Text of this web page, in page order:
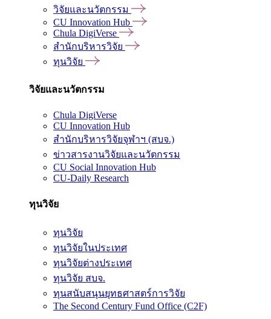
วิจัยและนวัตกรรม
CU Innovation Hub
Chula DigiVerse
สำนักบริหารวิจัย
ทุนวิจัย
วิจัยและนวัตกรรม
Chula DigiVerse
CU Innovation Hub
สำนักบริหารวิจัยจุฬาฯ (สบจ.)
ข่าวสารงานวิจัยและนวัตกรรม
CU Social Innovation Hub
CU-Daily Research
ทุนวิจัย
ทุนวิจัย
ทุนวิจัยในประเทศ
ทุนวิจัยต่างประเทศ
ทุนวิจัย สบจ.
ทุนสนับสนุนยุทธศาสตร์การวิจัย
The Second Century Fund Office (C2F)